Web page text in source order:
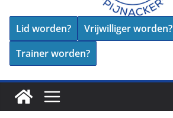
Lid worden?
Vrijwilliger worden?
Trainer worden?